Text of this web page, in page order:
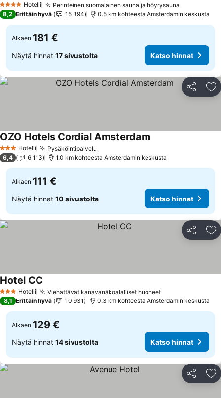
4 Tähtiluokitus
Hotelli Perinteinen suomalainen sauna ja höyrysauna
8,2 Erittäin hyvä 15 394 0.5 km kohteesta Amsterdamin keskusta
Alkaen 181 €
Näytä hinnat 17 sivustolta Katso hinnat
Jaa
3 Tähtiluokitus
Hotelli Pysäköintipalvelu
OZO Hotels Cordial Amsterdam
6,4 6 113 1.0 km kohteesta Amsterdamin keskusta
Alkaen 111 €
Näytä hinnat 10 sivustolta Katso hinnat
Jaa
3 Tähtiluokitus
Hotelli Viehättävät kanavanäköalalliset huoneetKatso hinnat
Hotel CC
8,1 Erittäin hyvä 10 931 0.3 km kohteesta Amsterdamin keskusta
Alkaen 129 €
Näytä hinnat 14 sivustolta Katso hinnat
Jaa